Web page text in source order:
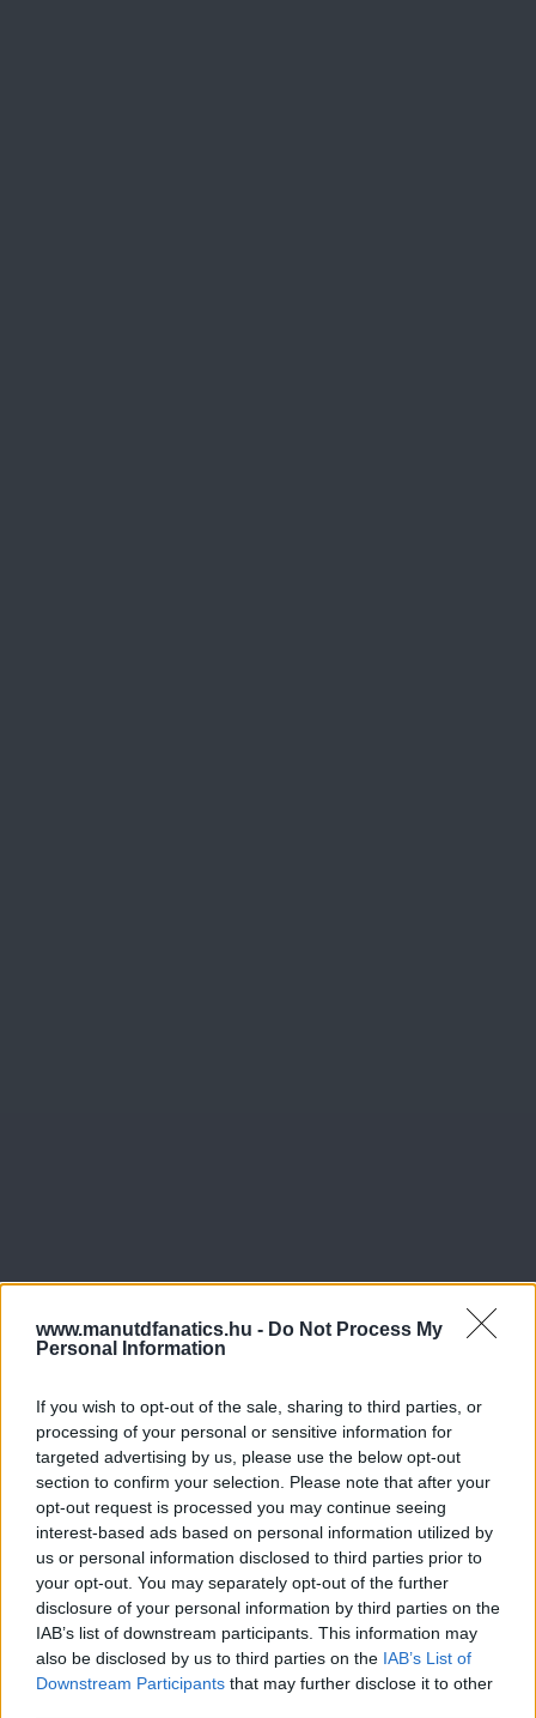
www.manutdfanatics.hu - Do Not Process My
Personal Information
If you wish to opt-out of the sale, sharing to third parties, or
processing of your personal or sensitive information for
targeted advertising by us, please use the below opt-out
section to confirm your selection. Please note that after your
opt-out request is processed you may continue seeing
interest-based ads based on personal information utilized by
us or personal information disclosed to third parties prior to
your opt-out. You may separately opt-out of the further
disclosure of your personal information by third parties on the
IAB’s list of downstream participants. This information may
also be disclosed by us to third parties on the IAB’s List of
Downstream Participants that may further disclose it to other